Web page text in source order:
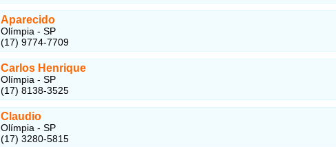
Aparecido
Olímpia - SP
(17) 9774-7709
Carlos Henrique
Olímpia - SP
(17) 8138-3525
Claudio
Olímpia - SP
(17) 3280-5815